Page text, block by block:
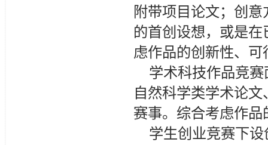
附带项目论文；创
的首创设想，或是
虑作品的创新性、
学术科技作品竞
自然科学类学术论
赛事。综合考虑作
学生创业竞赛下